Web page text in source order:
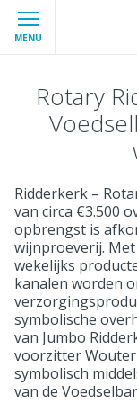
MENU
Rotary
Ridderkerk –
van circa €3.500
opbrengst is
wijnproeverij.
wekelijks
kanalen worden
symbolische
van Jumbo
voorzitter Wouter
symbolisch
van de